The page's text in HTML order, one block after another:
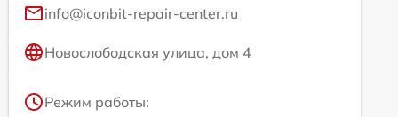
info@iconbit-repair-center.ru
Новослободская улица, дом 4
Режим работы: